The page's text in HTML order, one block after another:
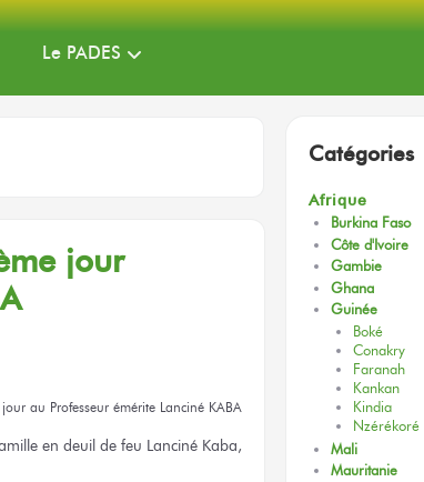
Le PADES
jour
jour au Professeur émérite Lanciné KABA
en deuil de feu Lanciné Kaba,
Catégories
Afrique
Burkina Faso
Côte d'Ivoire
Gambie
Ghana
Guinée
Boké
Conakry
Faranah
Kankan
Kindia
Nzérékoré
Mali
Mauritanie